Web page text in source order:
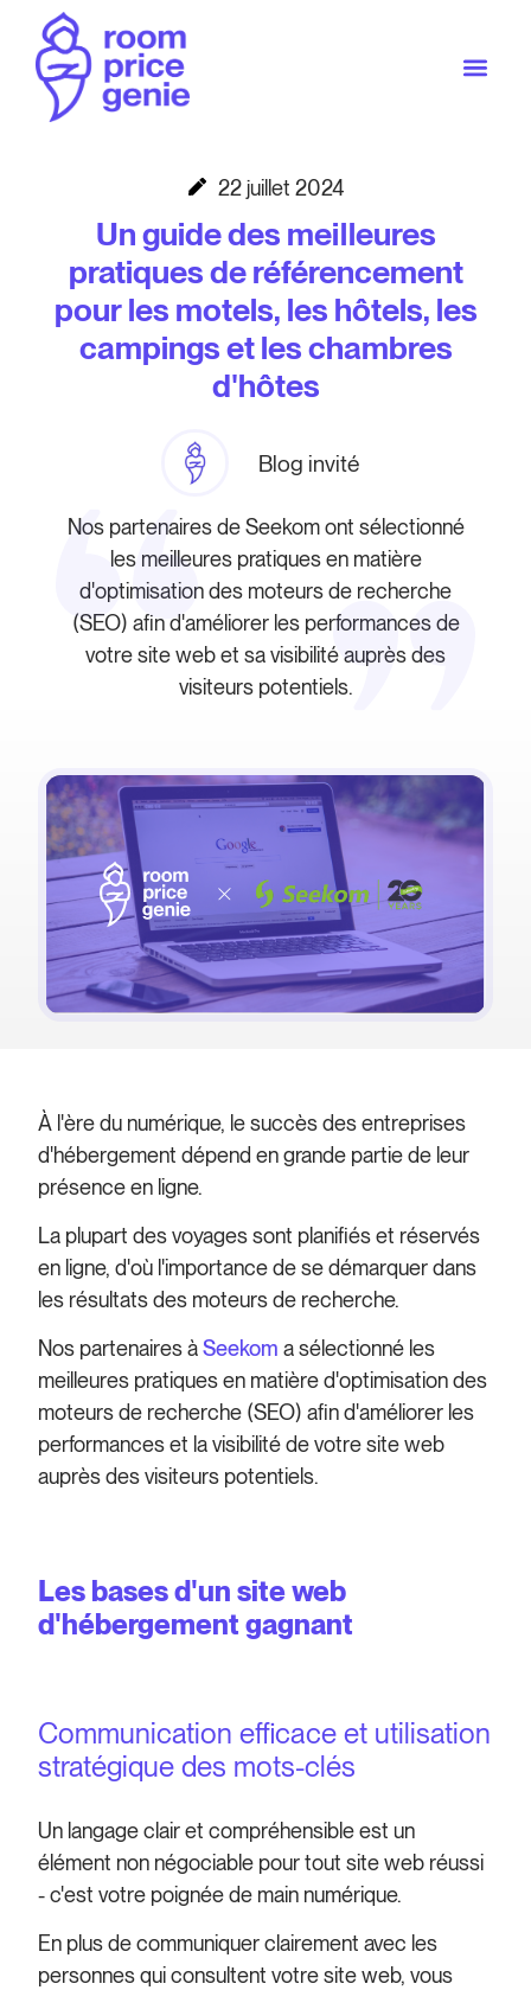
22 juillet 2024
Un guide des meilleures
pratiques de référencement
pour les motels, les hôtels, les
campings et les chambres
d'hôtes
Blog invité
Nos partenaires de Seekom ont sélectionné
les meilleures pratiques en matière
d'optimisation des moteurs de recherche
(SEO) afin d'améliorer les performances de
votre site web et sa visibilité auprès des
visiteurs potentiels.
À l'ère du numérique, le succès des entreprises
d'hébergement dépend en grande partie de leur
présence en ligne.
La plupart des voyages sont planifiés et réservés
en ligne, d'où l'importance de se démarquer dans
les résultats des moteurs de recherche.
Nos partenaires àSeekom a sélectionné les
meilleures pratiques en matière d'optimisation des
moteurs de recherche (SEO) afin d'améliorer les
performances et la visibilité de votre site web
auprès des visiteurs potentiels.
Les bases d'un site web
d'hébergement gagnant
Communication efficace et utilisation
stratégique des mots-clés
Un langage clair et compréhensible est un
élément non négociable pour tout site web réussi
- c'est votre poignée de main numérique.
En plus de communiquer clairement avec les
personnes qui consultent votre site web, vous